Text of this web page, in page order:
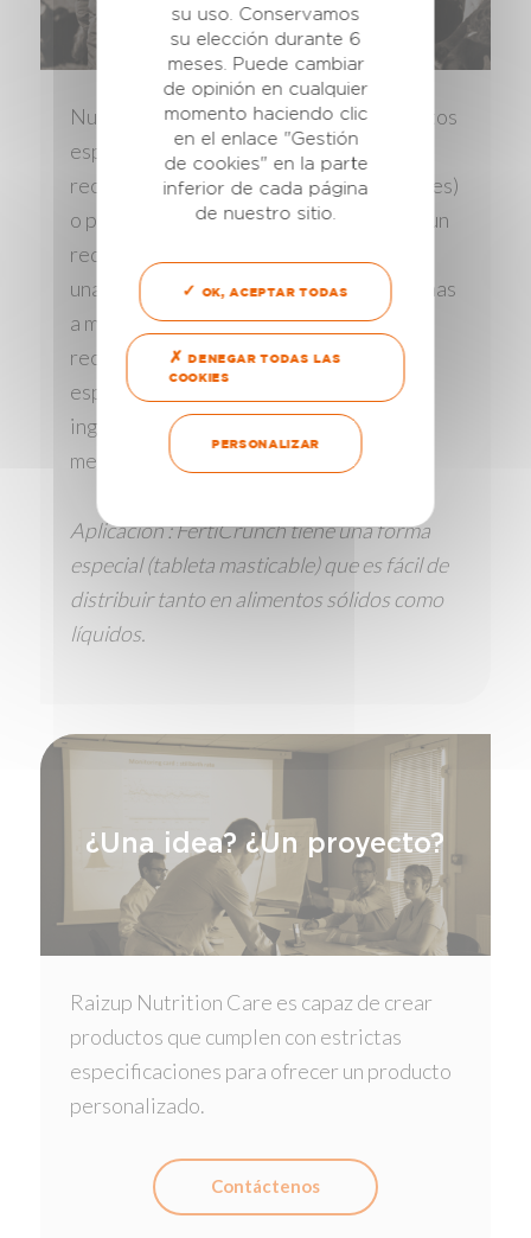
Nuestros clientes pueden tener requisitos
especiales porque tienen acceso a
recursos específicos (ingredientes locales)
o porque están tratando de cumplir con un
requisito específico del mercado. Existe
una demanda creciente de fórmulas hechas
a medida para aprovechar al máximo los
recursos locales (conocimientos
específicos de los agricultores,
ingredientes locales, requisitos del
mercado local).
Aplicación : FertiCrunch tiene una forma
especial (tableta masticable) que es fácil de
distribuir tanto en alimentos sólidos como
líquidos.
¿Una idea? ¿Un proyecto?
Raizup Nutrition Care es capaz de crear
productos que cumplen con estrictas
especificaciones para ofrecer un producto
personalizado.
Contáctenos
su uso. Conservamos
su elección durante 6
meses. Puede cambiar
de opinión en cualquier
momento haciendo clic
en el enlace "Gestión
de cookies" en la parte
inferior de cada página
de nuestro sitio.
OK, ACEPTAR TODAS
DENEGAR TODAS LAS
COOKIES
PERSONALIZAR